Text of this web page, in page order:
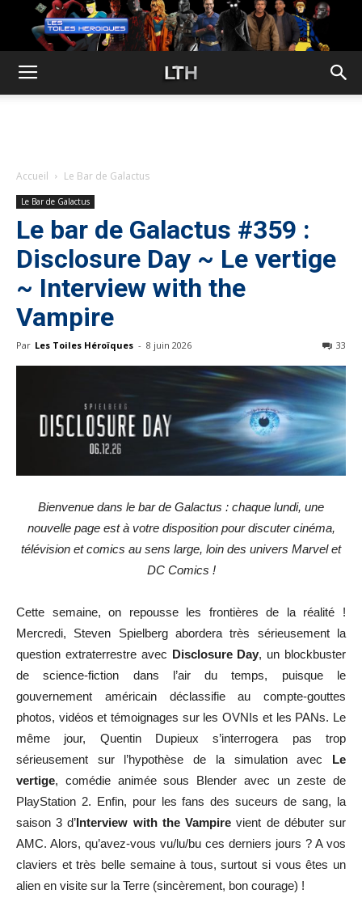
Accueil Le Bar de Galactus
Le Bar de Galactus
Le bar de Galactus #359 :
Disclosure Day ~ Le vertige
~ Interview with the
Vampire
Par Les Toiles Héroïques - 8 juin 2026 33
Bienvenue dans le bar de Galactus : chaque lundi, une
nouvelle page est à votre disposition pour discuter cinéma,
télévision et comics au sens large, loin des univers Marvel et
DC Comics !
Cette semaine, on repousse les frontières de la réalité !
Mercredi, Steven Spielberg abordera très sérieusement la
question extraterrestre avec Disclosure Day, un blockbuster
de science-fiction dans l’air du temps, puisque le
gouvernement américain déclassifie au compte-gouttes
photos, vidéos et témoignages sur les OVNIs et les PANs. Le
même jour, Quentin Dupieux s’interrogera pas trop
sérieusement sur l’hypothèse de la simulation avec Le
vertige, comédie animée sous Blender avec un zeste de
PlayStation 2. Enfin, pour les fans des suceurs de sang, la
saison 3 d’Interview with the Vampire vient de débuter sur
AMC. Alors, qu’avez-vous vu/lu/bu ces derniers jours ? A vos
claviers et très belle semaine à tous, surtout si vous êtes un
alien en visite sur la Terre (sincèrement, bon courage) !